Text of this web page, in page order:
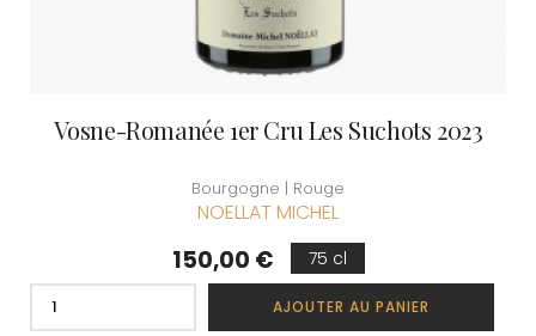
Vosne-Romanée 1er Cru Les Suchots 2023
Bourgogne | Rouge
NOELLAT MICHEL
Prix
150,00 € 75 cl
AJOUTER AU PANIER